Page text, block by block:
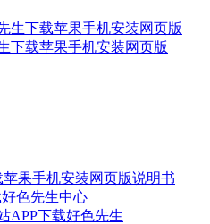
生下载苹果手机安装网页版
下载苹果手机安装网页版
果手机安装网页版说明书
色先生中心
APP下载好色先生